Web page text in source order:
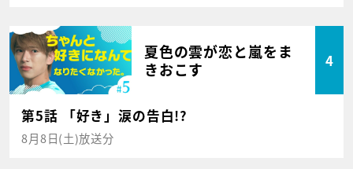
夏色の雲が恋と嵐をま
きおこす
4
第5話 「好き」涙の告白!?
8月8日(土)放送分